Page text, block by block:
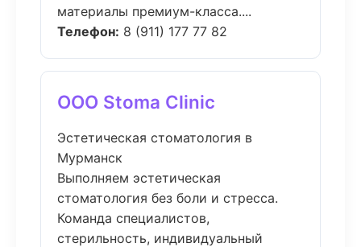
материалы премиум-класса....
Телефон: 8 (911) 177 77 82
ООО Stoma Clinic
Эстетическая стоматология в
Мурманск
Выполняем эстетическая
стоматология без боли и стресса.
Команда специалистов,
стерильность, индивидуальный